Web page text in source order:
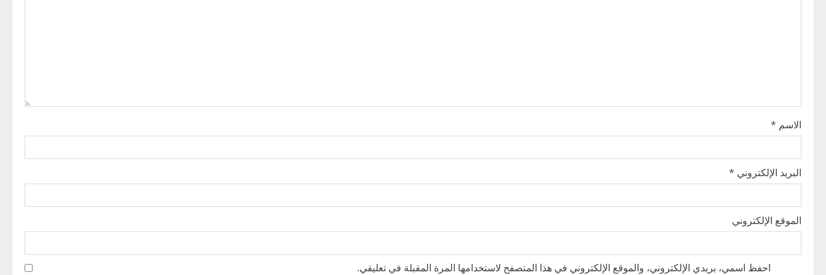
i
o
n
الاسم *
البريد الإلكتروني *
الموقع الإلكتروني
احفظ اسمي، بريدي الإلكتروني، والموقع الإلكتروني في هذا المتصفح لاستخدامها المرة المقبلة في تعليقي.